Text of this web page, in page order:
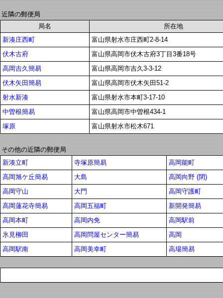
近隣の郵便局
局名
所在地
新湊庄西町
富山県射水市庄西町2-8-14
伏木古府
富山県高岡市伏木古府3丁目3番18号
高岡吉久簡易
富山県高岡市吉久3-3-12
伏木矢田簡易
富山県高岡市伏木矢田51-2
射水新湊
富山県射水市本町3-17-10
中曽根簡易
富山県高岡市中曽根434-1
塚原
富山県射水市松木671
その他の近隣の郵便局
新湊立町
寺塚原簡易
高岡能町
高岡旭ケ丘簡易
大島
高岡向野 (閉)
高岡守山
大門
高岡守護町
高岡蓮花寺簡易
高岡五福町
新開発簡易
高岡本町
高岡内免
高岡駅前
氷見柳田
高岡問屋センター簡易
高岡
高岡駅南
高岡美幸町 高場簡易